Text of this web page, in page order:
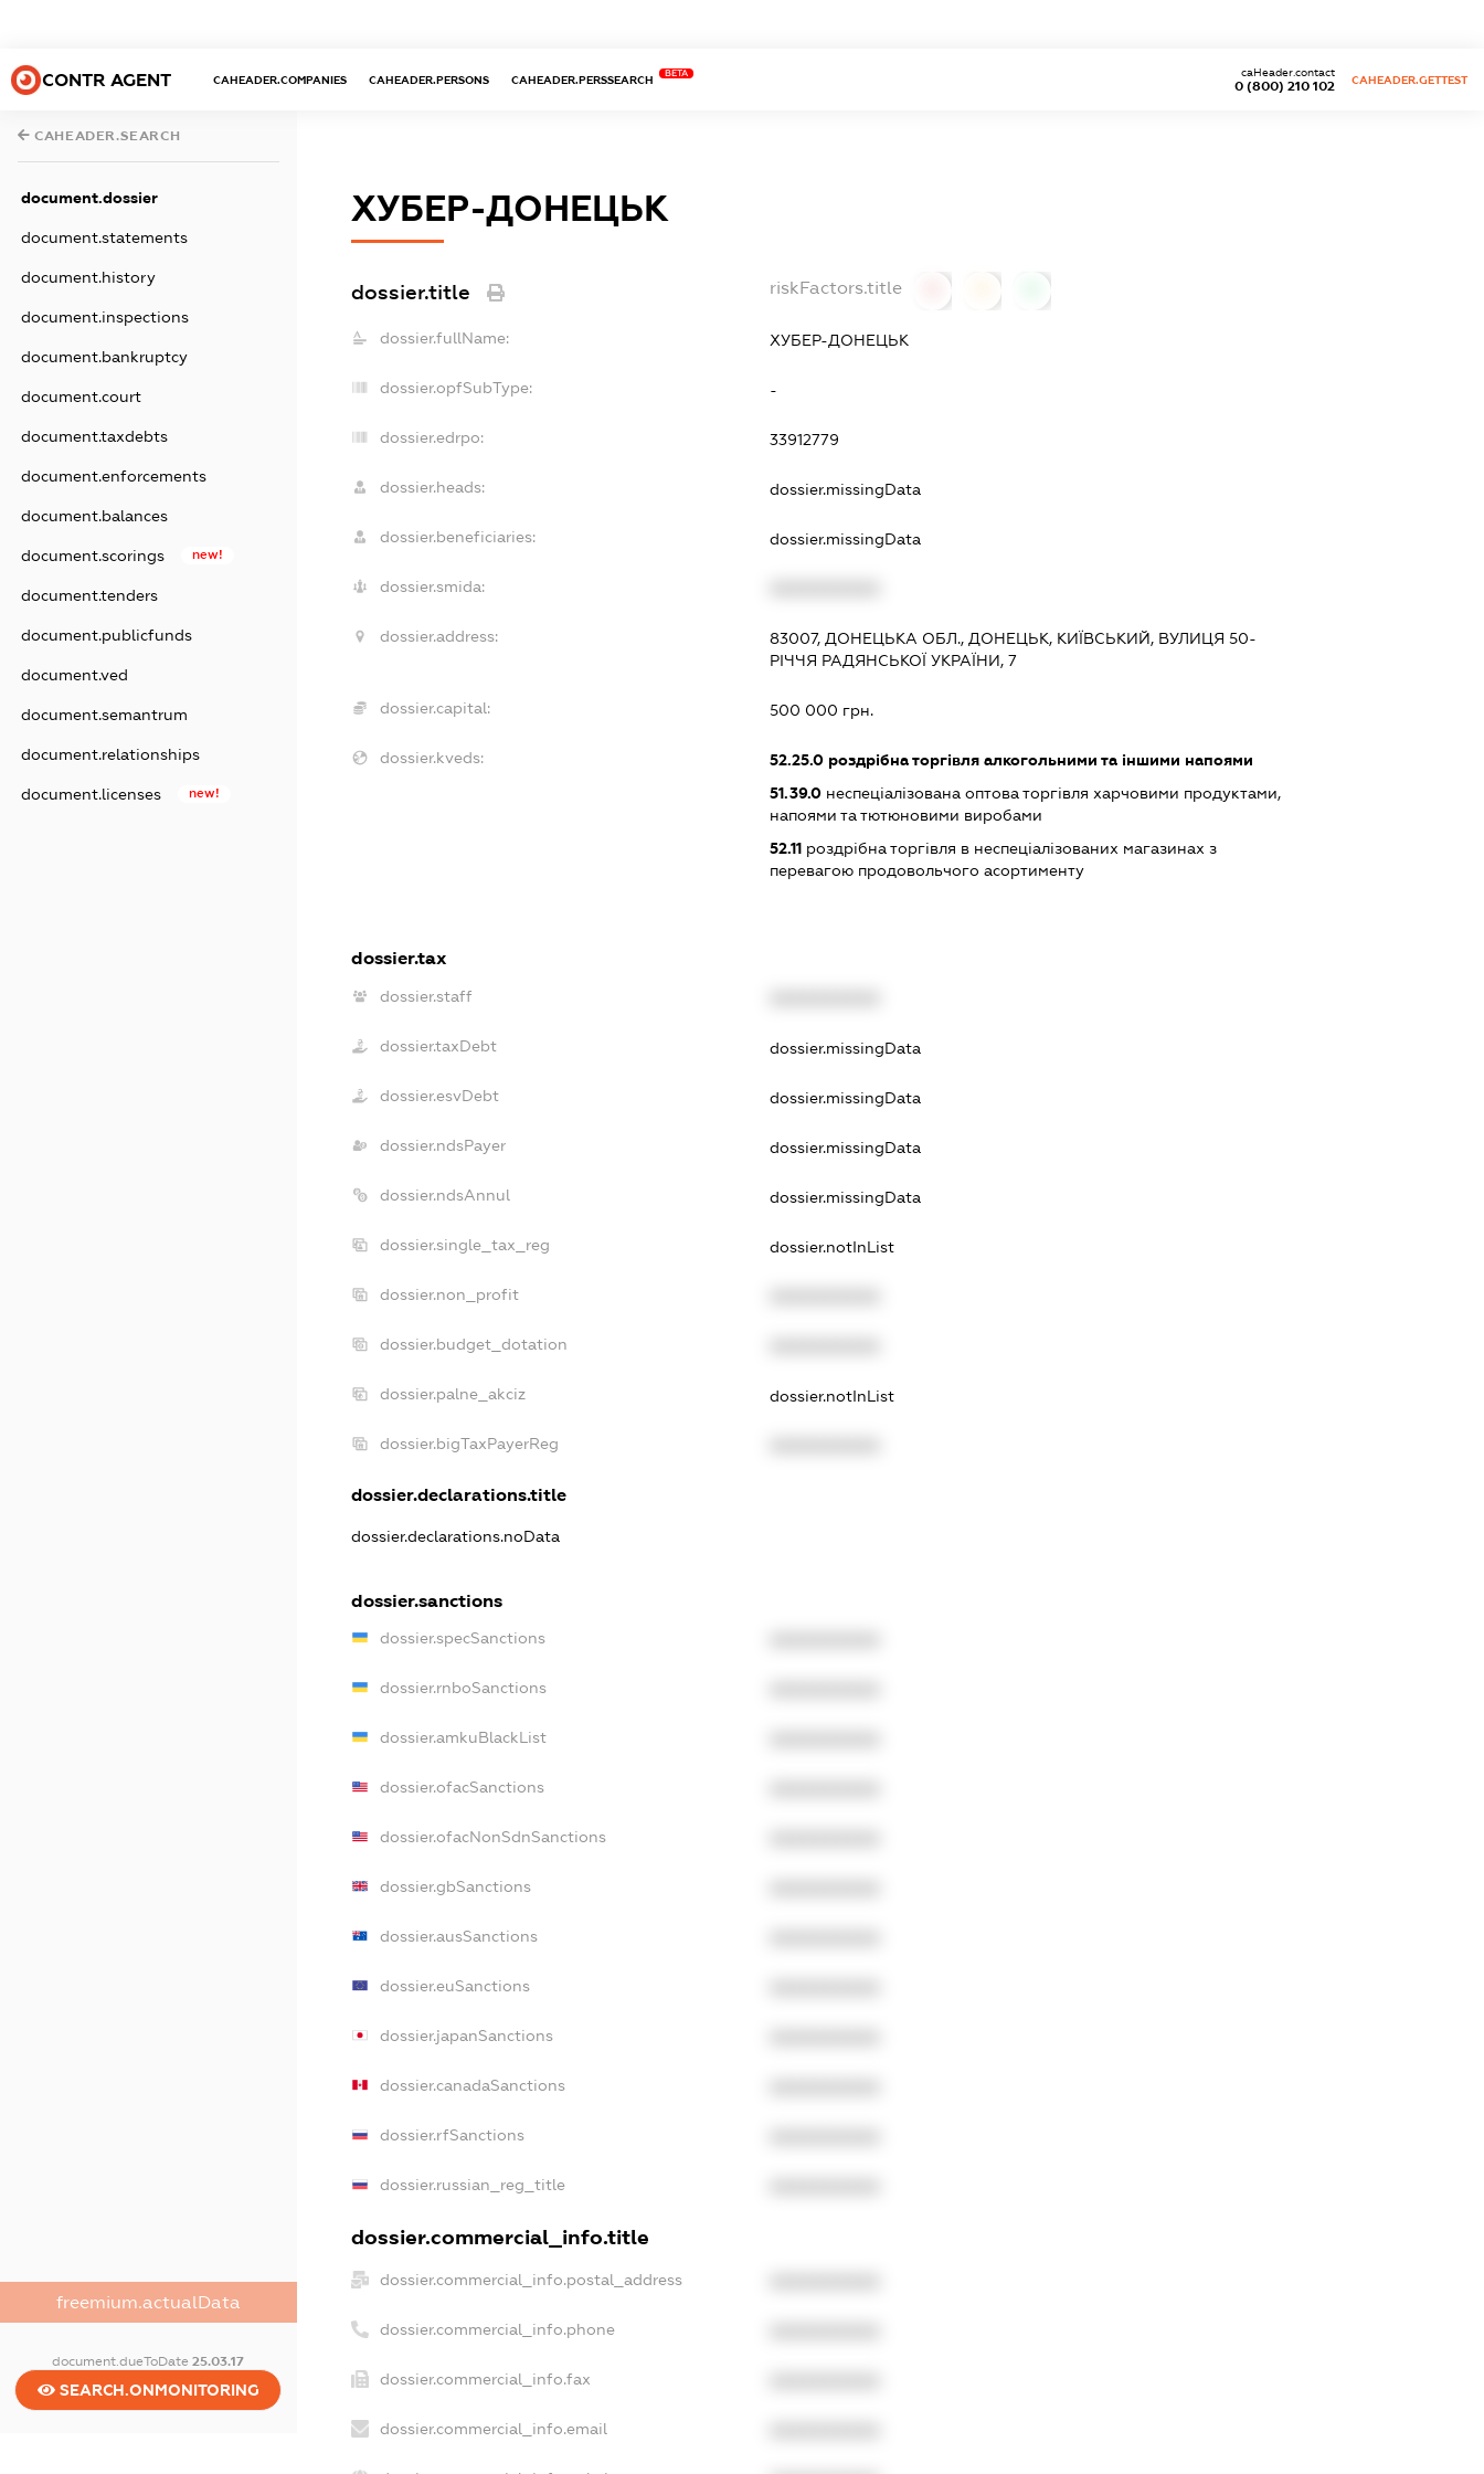
CONTR AGENT CAHEADER.COMPANIES CAHEADER.PERSONS CAHEADER.PERSSEARCH
BETA
0 (800) 210 102
caHeader.contact
CAHEADER.GETTEST
CAHEADER.SEARCH
document.dossier
document.statements
document.history
document.inspections
document.bankruptcy
document.court
document.taxdebts
document.enforcements
document.balances
document.scorings new!
document.tenders
document.publicfunds
document.ved
document.semantrum
document.relationships
document.licenses new!
freemium.actualData
document.dueToDate25.03.17
SEARCH.ONMONITORING
ХУБЕР-ДОНЕЦЬК
dossier.title riskFactors.title
dossier.fullName: ХУБЕР-ДОНЕЦЬК
dossier.opfSubType: -
dossier.edrpo: 33912779
dossier.heads: dossier.missingData
dossier.beneficiaries: dossier.missingData
dossier.smida:
dossier.address:
83007, ДОНЕЦЬКА ОБЛ., ДОНЕЦЬК, КИЇВСЬКИЙ, ВУЛИЦЯ 50-
РІЧЧЯ РАДЯНСЬКОЇ УКРАЇНИ, 7
dossier.capital: 500 000 грн.
dossier.kveds: 52.25.0 роздрібна торгівля алкогольними та іншими напоями
51.39.0 неспеціалізована оптова торгівля харчовими продуктами,
напоями та тютюновими виробами
52.11 роздрібна торгівля в неспеціалізованих магазинах з
перевагою продовольчого асортименту
dossier.tax
dossier.staff
dossier.taxDebt dossier.missingData
dossier.esvDebt dossier.missingData
dossier.ndsPayer dossier.missingData
dossier.ndsAnnul dossier.missingData
dossier.single_tax_reg dossier.notInList
dossier.non_profit
dossier.budget_dotation
dossier.palne_akciz dossier.notInList
dossier.bigTaxPayerReg
dossier.declarations.title
dossier.declarations.noData
dossier.sanctions
dossier.specSanctions
dossier.rnboSanctions
dossier.amkuBlackList
dossier.ofacSanctions
dossier.ofacNonSdnSanctions
dossier.gbSanctions
dossier.ausSanctions
dossier.euSanctions
dossier.japanSanctions
dossier.canadaSanctions
dossier.rfSanctions
dossier.russian_reg_title
dossier.commercial_info.title
dossier.commercial_info.postal_address
dossier.commercial_info.phone
dossier.commercial_info.fax
dossier.commercial_info.email